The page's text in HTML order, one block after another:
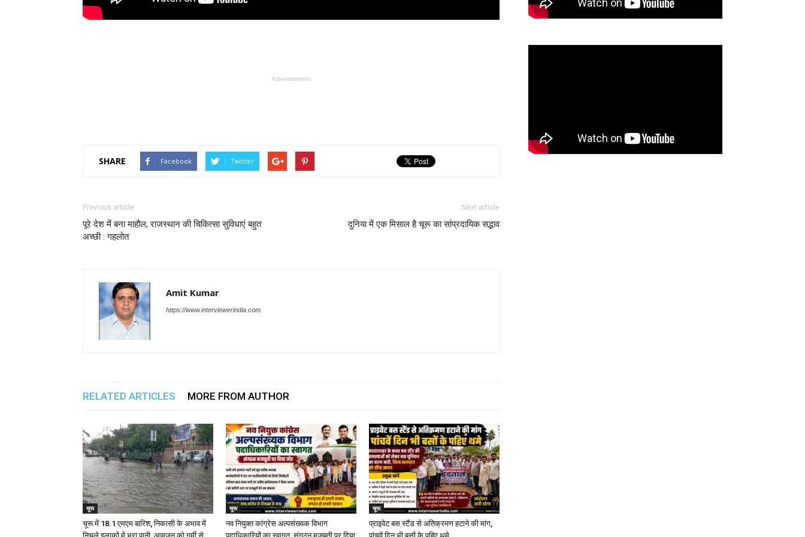
Advertisement
SHARE Facebook Twitter
Previous article
पूरे देश में बना माहौल, राजस्थान की चिकित्सा सुविधाएं बहुत
अच्छी : गहलोत
Next article
दुनिया में एक मिसाल है चूरू का सांप्रदायिक सद्भाव
Amit Kumar
https://www.interviewerindia.com
RELATED ARTICLES MORE FROM AUTHOR
चूरू
चूरू में 18.1 एमएम बारिश, निकासी के अभाव में
निचले इलाकों में भरा पानी, आमजन को गर्मी से
चूरू
नव नियुक्त कांग्रेस अल्पसंख्यक विभाग
पदाधिकारियों का स्वागत, संगठन मजबूती पर दिया
चूरू
प्राइवेट बस स्टैंड से अतिक्रमण हटाने की मांग,
पांचवें दिन भी बसों के पहिए थमे